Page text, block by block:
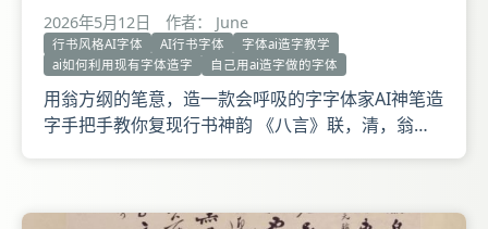
2026年5月12日 作者： June
行书风格AI字体 AI行书字体
字体ai造字教学
ai如何利用现有字体造字
自己用ai造字做的字体
用翁方纲的笔意，造一款会呼吸的字字体家AI神笔造
字手把手教你复现行书神韵 《八言》联，清，翁方